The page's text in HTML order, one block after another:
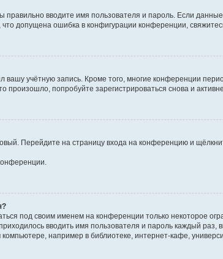
правильно вводите имя пользователя и пароль. Если
допущена ошибка в конфигурации конференции,
учётную запись. Кроме того, многие конференции
попробуйте зарегистрироваться снова и
Перейдите на страницу входа на конференцию и
под своим именем на конференции только некоторое
вводить имя пользователя и пароль каждый
например в библиотеке, интернет-кафе,